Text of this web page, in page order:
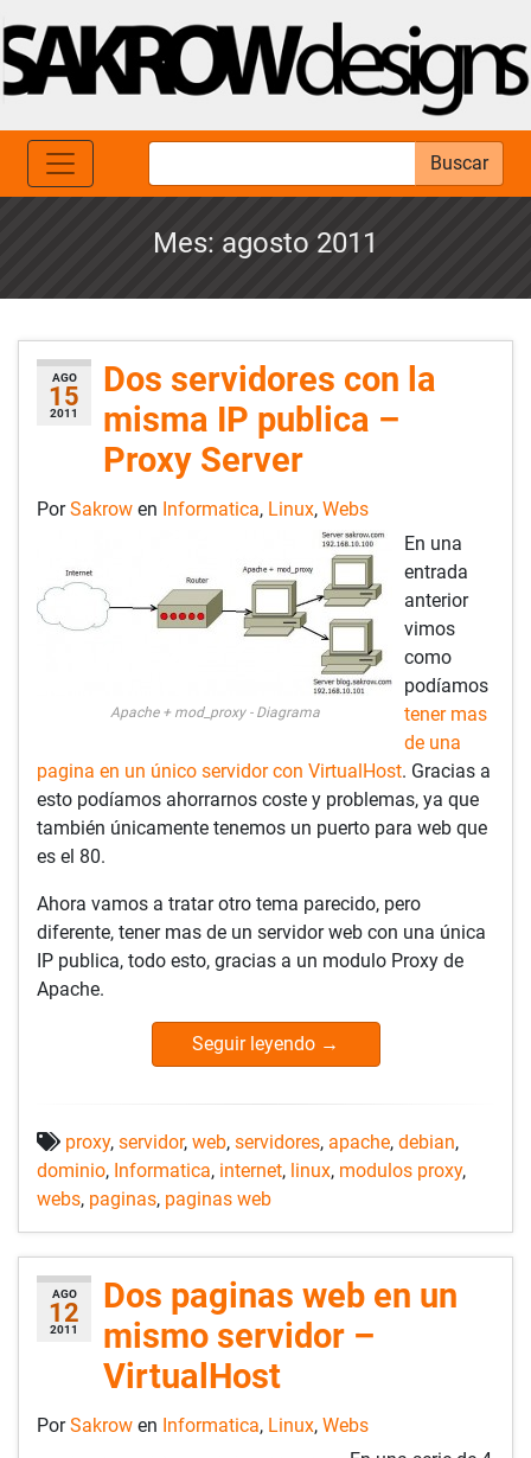
Buscar
Mes: agosto 2011
AGO
15
2011
Dos servidores con la
misma IP publica –
Proxy Server
PorSakrow en Informatica, Linux, Webs
Apache + mod_proxy - Diagrama
En una
entrada
anterior
vimos
como
podíamos
tener mas
de una
pagina en un único servidor con VirtualHost. Gracias a
esto podíamos ahorrarnos coste y problemas, ya que
también únicamente tenemos un puerto para web que
es el 80.
Ahora vamos a tratar otro tema parecido, pero
diferente, tener mas de un servidor web con una única
IP publica, todo esto, gracias a un modulo Proxy de
Apache.
Seguir leyendo →
proxy, servidor, web, servidores, apache, debian,
dominio, Informatica, internet, linux, modulos proxy,
webs, paginas, paginas web
AGO
12
2011
Dos paginas web en un
mismo servidor –
VirtualHost
PorSakrow en Informatica, Linux, Webs